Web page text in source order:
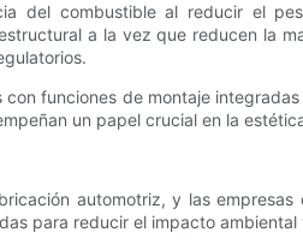
del combustible al reducir el
a la vez que reducen la
funciones de montaje
un papel crucial en la
automotriz, y las
para reducir el impacto